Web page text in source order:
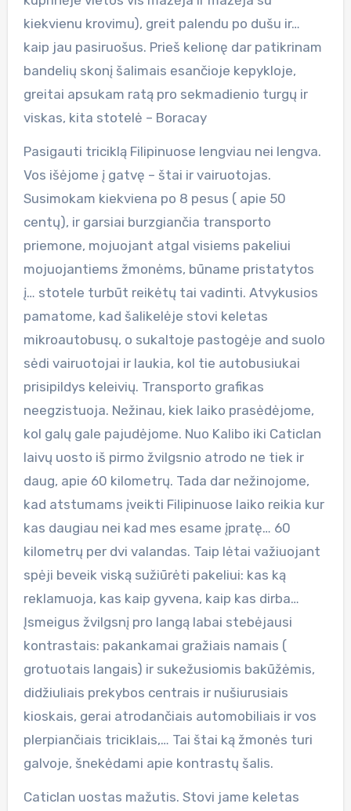
kiekvienu krovimu), greit palendu po dušu ir…
kaip jau pasiruošus. Prieš kelionę dar patikrinam
bandelių skonį šalimais esančioje kepykloje,
greitai apsukam ratą pro sekmadienio turgų ir
viskas, kita stotelė – Boracay
Pasigauti triciklą Filipinuose lengviau nei lengva.
Vos išėjome į gatvę – štai ir vairuotojas.
Susimokam kiekviena po 8 pesus ( apie 50
centų), ir garsiai burzgiančia transporto
priemone, mojuojant atgal visiems pakeliui
mojuojantiems žmonėms, būname pristatytos
į… stotele turbūt reikėtų tai vadinti. Atvykusios
pamatome, kad šalikelėje stovi keletas
mikroautobusų, o sukaltoje pastogėje and suolo
sėdi vairuotojai ir laukia, kol tie autobusiukai
prisipildys keleivių. Transporto grafikas
neegzistuoja. Nežinau, kiek laiko prasėdėjome,
kol galų gale pajudėjome. Nuo Kalibo iki Caticlan
laivų uosto iš pirmo žvilgsnio atrodo ne tiek ir
daug, apie 60 kilometrų. Tada dar nežinojome,
kad atstumams įveikti Filipinuose laiko reikia kur
kas daugiau nei kad mes esame įpratę… 60
kilometrų per dvi valandas. Taip lėtai važiuojant
spėji beveik viską sužiūrėti pakeliui: kas ką
reklamuoja, kas kaip gyvena, kaip kas dirba…
Įsmeigus žvilgsnį pro langą labai stebėjausi
kontrastais: pakankamai gražiais namais (
grotuotais langais) ir sukežusiomis bakūžėmis,
didžiuliais prekybos centrais ir nušiurusiais
kioskais, gerai atrodančiais automobiliais ir vos
plerpiančiais triciklais,… Tai štai ką žmonės turi
galvoje, šnekėdami apie kontrastų šalis.
Caticlan uostas mažutis. Stovi jame keletas